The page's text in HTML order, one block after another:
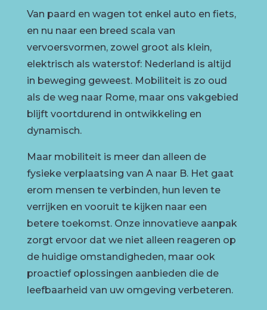
Van paard en wagen tot enkel auto en fiets,
en nu naar een breed scala van
vervoersvormen, zowel groot als klein,
elektrisch als waterstof: Nederland is altijd
in beweging geweest. Mobiliteit is zo oud
als de weg naar Rome, maar ons vakgebied
blijft voortdurend in ontwikkeling en
dynamisch.
Maar mobiliteit is meer dan alleen de
fysieke verplaatsing van A naar B. Het gaat
erom mensen te verbinden, hun leven te
verrijken en vooruit te kijken naar een
betere toekomst. Onze innovatieve aanpak
zorgt ervoor dat we niet alleen reageren op
de huidige omstandigheden, maar ook
proactief oplossingen aanbieden die de
leefbaarheid van uw omgeving verbeteren.